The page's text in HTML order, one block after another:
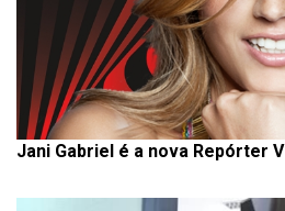
Jani Gabriel é a nova Repórter V